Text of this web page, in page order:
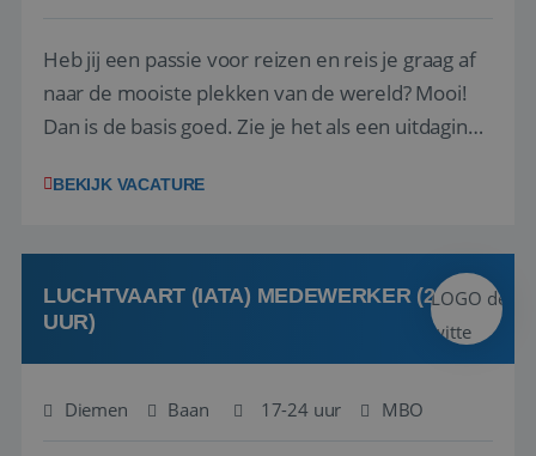
Heb jij een passie voor reizen en reis je graag af
naar de mooiste plekken van de wereld? Mooi!
Dan is de basis goed. Zie je het als een uitdaging
het samenstellen en boeken van de perfecte
deze onderdelen zijn nu samen gevoegd...
BEKIJK VACATURE
LUCHTVAART (IATA) MEDEWERKER (24-32
UUR)
Diemen Baan 17-24 uur MBO